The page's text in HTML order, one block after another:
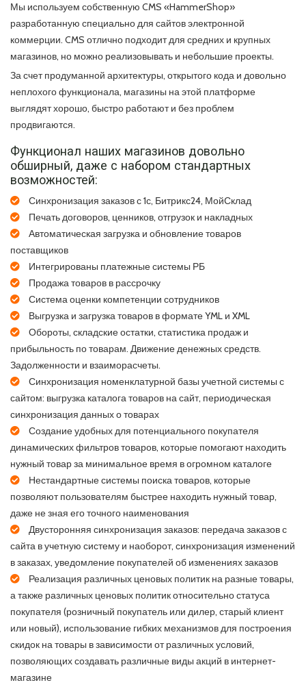
Мы используем собственную CMS «HammerShop»
разработанную специально для сайтов электронной
коммерции. CMS отлично подходит для средних и крупных
магазинов, но можно реализовывать и небольшие проекты.
За счет продуманной архитектуры, открытого кода и довольно
неплохого функционала, магазины на этой платформе
выглядят хорошо, быстро работают и без проблем
продвигаются.
Функционал наших магазинов довольно
обширный, даже с набором стандартных
возможностей:
Синхронизация заказов с 1с, Битрикс24, МойСклад
Печать договоров, ценников, отгрузок и накладных
Автоматическая загрузка и обновление товаров
поставщиков
Интегрированы платежные системы РБ
Продажа товаров в рассрочку
Система оценки компетенции сотрудников
Выгрузка и загрузка товаров в формате YML и XML
Обороты, складские остатки, статистика продаж и
прибыльность по товарам. Движение денежных средств.
Задолженности и взаиморасчеты.
Синхронизация номенклатурной базы учетной системы с
сайтом: выгрузка каталога товаров на сайт, периодическая
синхронизация данных о товарах
Создание удобных для потенциального покупателя
динамических фильтров товаров, которые помогают находить
нужный товар за минимальное время в огромном каталоге
Нестандартные системы поиска товаров, которые
позволяют пользователям быстрее находить нужный товар,
даже не зная его точного наименования
Двусторонняя синхронизация заказов: передача заказов с
сайта в учетную систему и наоборот, синхронизация изменений
в заказах, уведомление покупателей об изменениях заказов
Реализация различных ценовых политик на разные товары,
а также различных ценовых политик относительно статуса
покупателя (розничный покупатель или дилер, старый клиент
или новый), использование гибких механизмов для построения
скидок на товары в зависимости от различных условий,
позволяющих создавать различные виды акций в интернет-
магазине